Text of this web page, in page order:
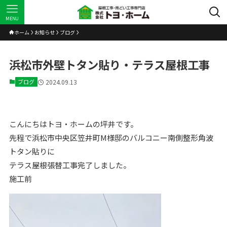
MENU
ホーム お知らせ ブログ
浜松市外壁トタン貼り・テラス屋根工事
ブログ 2024.09.13
こんにちはトヨ・ホームの坪井です。
先程で浜松市中央区笠井町M様邸のバルコニー南側整形角波
トタン貼りに
テラス屋根張替工事完了しました。
施工前